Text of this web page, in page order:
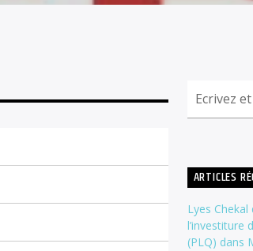
ARTICLES
Lyes
l’investiture
(PLQ) dans